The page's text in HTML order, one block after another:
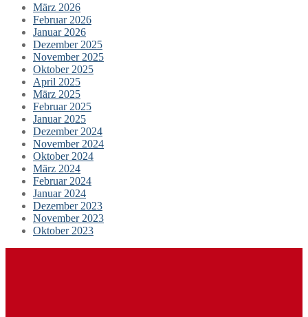
März 2026
Februar 2026
Januar 2026
Dezember 2025
November 2025
Oktober 2025
April 2025
März 2025
Februar 2025
Januar 2025
Dezember 2024
November 2024
Oktober 2024
März 2024
Februar 2024
Januar 2024
Dezember 2023
November 2023
Oktober 2023